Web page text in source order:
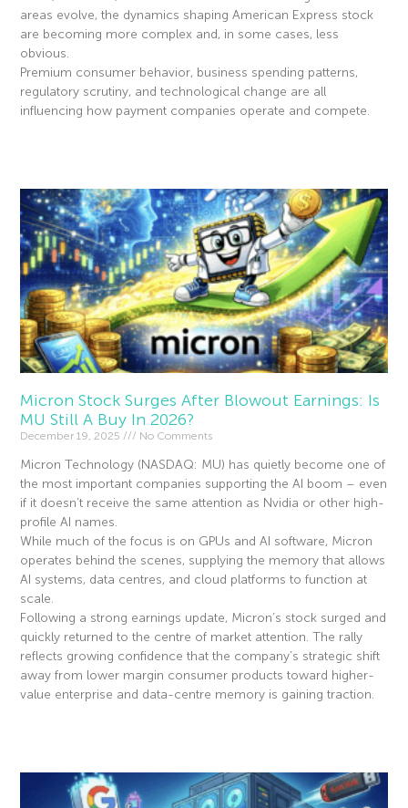
areas evolve, the dynamics shaping American Express stock
are becoming more complex and, in some cases, less
obvious.
Premium consumer behavior, business spending patterns,
regulatory scrutiny, and technological change are all
influencing how payment companies operate and compete.
Micron Stock Surges After Blowout Earnings: Is
MU Still A Buy In 2026?
December 19, 2025 No Comments
Micron Technology (NASDAQ: MU) has quietly become one of
the most important companies supporting the AI boom – even
if it doesn’t receive the same attention as Nvidia or other high-
profile AI names.
While much of the focus is on GPUs and AI software, Micron
operates behind the scenes, supplying the memory that allows
AI systems, data centres, and cloud platforms to function at
scale.
Following a strong earnings update, Micron’s stock surged and
quickly returned to the centre of market attention. The rally
reflects growing confidence that the company’s strategic shift
away from lower margin consumer products toward higher-
value enterprise and data-centre memory is gaining traction.